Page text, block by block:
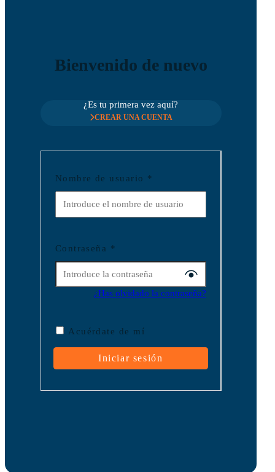
Bienvenido de nuevo
¿Es tu primera vez aquí?
CREAR UNA CUENTA
Nombre de usuario *
Contraseña *
¿Has olvidado la contraseña?
Acuérdate de mí